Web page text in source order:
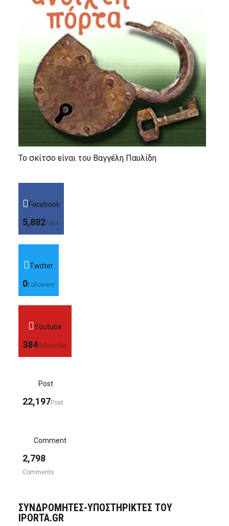
Το σκίτσο είναι του Βαγγέλη Παυλίδη
Facebook
5,882Fans
Twitter
0Followers
Youtube
384Subscriber
Post
22,197Post
Comment
2,798
Comments
ΣΥΝΔΡΟΜΗΤΈΣ-ΥΠΟΣΤΗΡΙΚΤΈΣ ΤΟΥ
IPORTA.GR